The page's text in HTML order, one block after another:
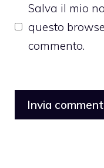
Salva il mio
questo
commento.